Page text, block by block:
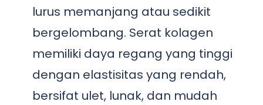
lurus memanjang atau sedikit
bergelombang. Serat kolagen
memiliki daya regang yang tinggi
dengan elastisitas yang rendah,
bersifat ulet, lunak, dan mudah